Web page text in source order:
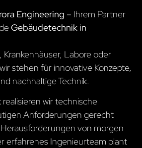
Engineering – Ihrem Partner
Gebäudetechnik in
Labore oder
stehen für innovative Konzepte,
nachhaltige Technik.
realisieren wir technische
Anforderungen gerecht
von morgen
erfahrenes Ingenieurteam plant